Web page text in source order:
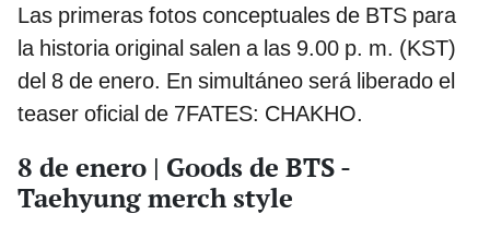
Las primeras fotos conceptuales de BTS para
la historia original salen a las 9.00 p. m. (KST)
del 8 de enero. En simultáneo será liberado el
teaser oficial de 7FATES: CHAKHO.
8 de enero | Goods de BTS -
Taehyung merch style